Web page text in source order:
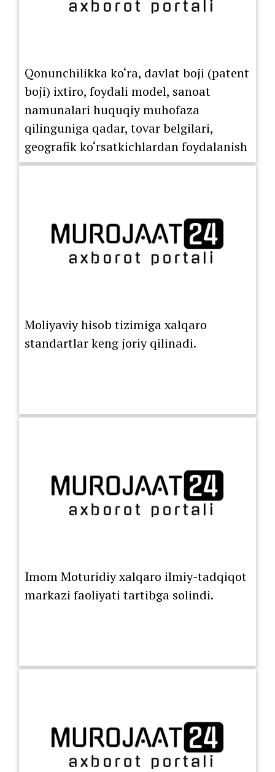
Qonunchilikka ko‘ra, davlat boji (patent
boji) ixtiro, foydali model, sanoat
namunalari huquqiy muhofaza
qilinguniga qadar, tovar belgilari,
geografik ko‘rsatkichlardan foydalanish
huquqini berish bo‘yicha litsenziya
Moliyaviy hisob tizimiga xalqaro
standartlar keng joriy qilinadi.
Imom Moturidiy xalqaro ilmiy-tadqiqot
markazi faoliyati tartibga solindi.